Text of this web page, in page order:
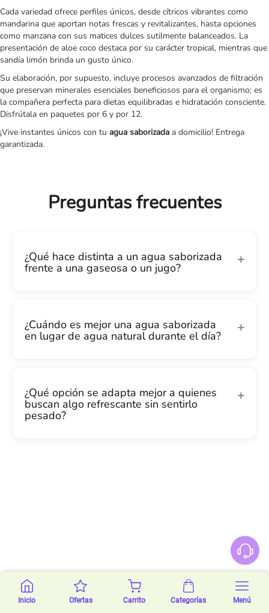
Inicio Ofertas Carrito Categorías Menú
Cada variedad ofrece perfiles únicos, desde cítricos vibrantes como
mandarina que aportan notas frescas y revitalizantes, hasta opciones
como manzana con sus matices dulces sutilmente balanceados. La
presentación de aloe coco destaca por su carácter tropical, mientras que
sandía limón brinda un gusto único.
Su elaboración, por supuesto, incluye procesos avanzados de filtración
que preservan minerales esenciales beneficiosos para el organismo; es
la compañera perfecta para dietas equilibradas e hidratación consciente.
Disfrútala en paquetes por 6 y por 12.
¡Vive instantes únicos con tu agua saborizada a domicilio! Entrega
garantizada.
Preguntas frecuentes
¿Qué hace distinta a un agua saborizada
frente a una gaseosa o un jugo?
¿Cuándo es mejor una agua saborizada
en lugar de agua natural durante el día?
¿Qué opción se adapta mejor a quienes
buscan algo refrescante sin sentirlo
pesado?